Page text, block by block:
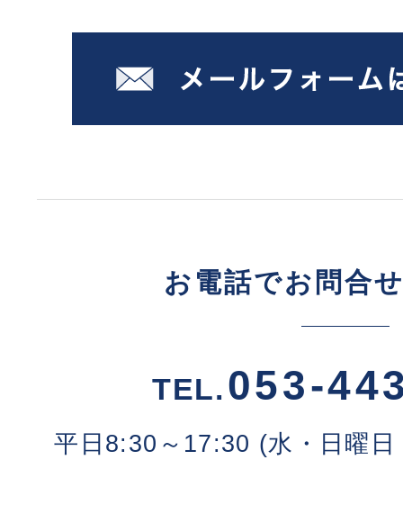
お電話でお問合
TEL.053-
平日8:30～17:30 (水・日曜